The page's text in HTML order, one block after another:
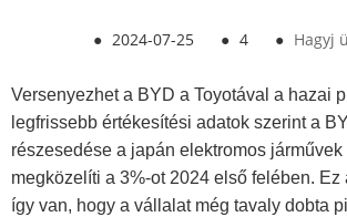
● 2024-07-25 ● 4 ● Hagyj
Versenyezhet a BYD a Toyotával a hazai
legfrissebb értékesítési adatok szerint a
részesedése a japán elektromos járművek
megközelíti a 3%-ot 2024 első felében.
így van, hogy a vállalat még tavaly dobta